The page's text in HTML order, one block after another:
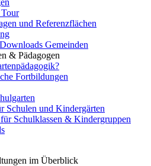
und Referenzflächen
Gemeinden
& Pädagogen
Fortbildungen
Schulen und Kindergärten
Schulklassen & Kindergruppen
im Überblick